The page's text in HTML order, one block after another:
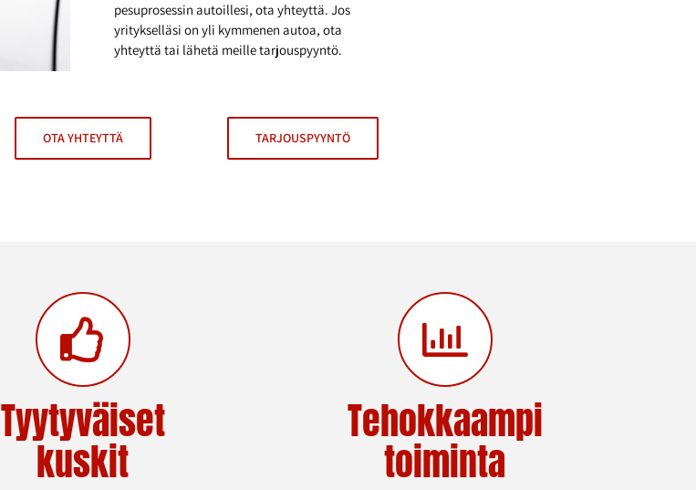
pesuprosessin autoillesi, ota yhteyttä. Jos
yritykselläsi on yli kymmenen autoa, ota
yhteyttä tai lähetä meille tarjouspyyntö.
OTA YHTEYTTÄ TARJOUSPYYNTÖ
Tyytyväiset
kuskit
Tehokkaampi
toiminta